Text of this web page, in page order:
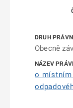
Obecně
o místním